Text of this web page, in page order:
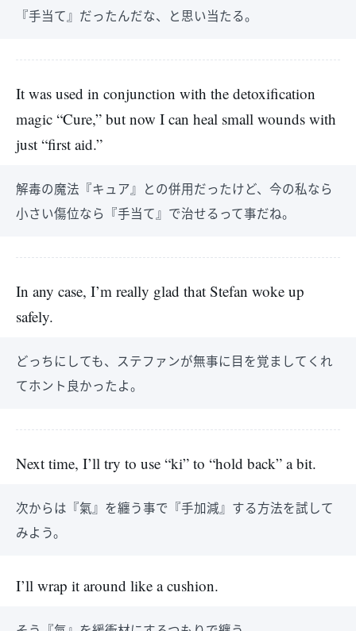
『手当て』だったんだな、と思い当たる。
It was used in conjunction with the detoxification
magic “Cure,” but now I can heal small wounds with
just “first aid.”
解毒の魔法『キュア』との併用だったけど、今の私なら
小さい傷位なら『手当て』で治せるって事だね。
In any case, I’m really glad that Stefan woke up
safely.
どっちにしても、ステファンが無事に目を覚ましてくれ
てホント良かったよ。
Next time, I’ll try to use “ki” to “hold back” a bit.
次からは『氣』を纏う事で『手加減』する方法を試して
みよう。
I’ll wrap it around like a cushion.